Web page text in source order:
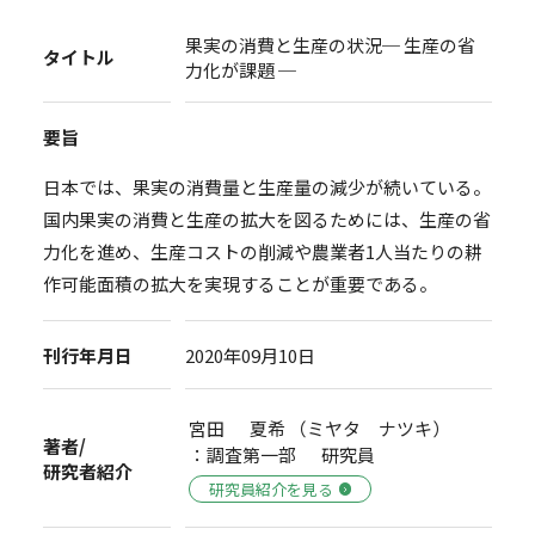
タイトル
果実の消費と生産の状況─ 生産の省
力化が課題 ─
要旨
日本では、果実の消費量と生産量の減少が続いている。
国内果実の消費と生産の拡大を図るためには、生産の省
力化を進め、生産コストの削減や農業者1人当たりの耕
作可能面積の拡大を実現することが重要である。
刊行年月日 2020年09月10日
著者/
研究者紹介
宮田 夏希 （ミヤタ ナツキ）
：調査第一部 研究員
研究員紹介を見る